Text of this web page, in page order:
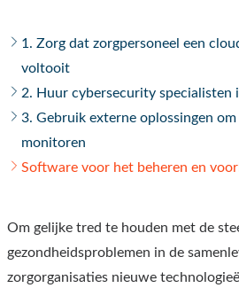
1. Zorg dat zorgpersoneel een
voltooit
2. Huur cybersecurity specialisten
3. Gebruik externe oplossingen
monitoren
Software voor het beheren en
Om gelijke tred te houden met de
gezondheidsproblemen in de
zorgorganisaties nieuwe